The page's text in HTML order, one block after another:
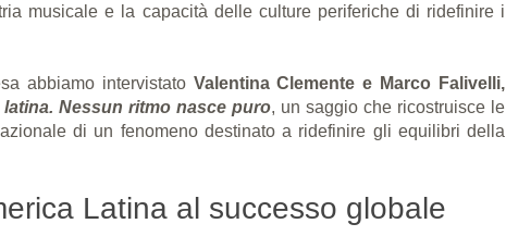
musicale e la capacità delle culture periferiche di ridefinire i
abbiamo intervistato Valentina Clemente e Marco Falivelli,
Nessun ritmo nasce puro, un saggio che ricostruisce le
di un fenomeno destinato a ridefinire gli equilibri della
Latina al successo globale